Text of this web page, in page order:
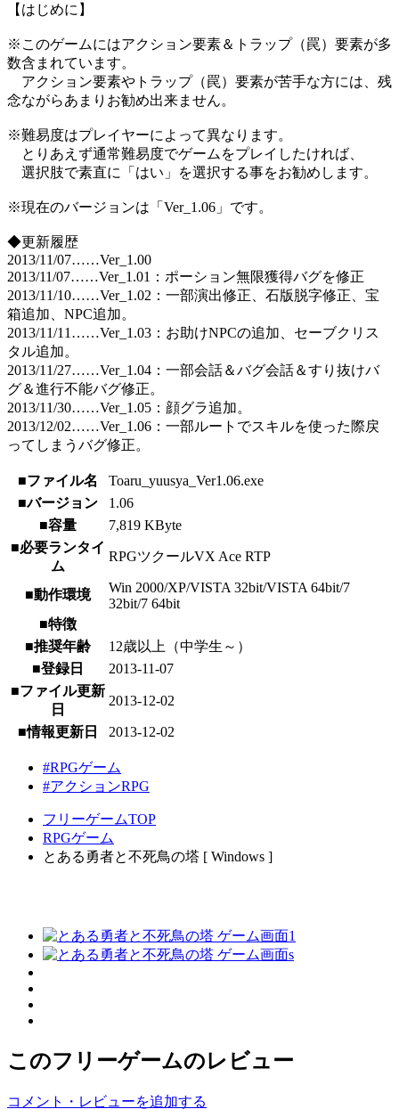
【はじめに】
※このゲームにはアクション要素＆トラップ（罠）要素が多
数含まれています。
アクション要素やトラップ（罠）要素が苦手な方には、残
念ながらあまりお勧め出来ません。
※難易度はプレイヤーによって異なります。
とりあえず通常難易度でゲームをプレイしたければ、
選択肢で素直に「はい」を選択する事をお勧めします。
※現在のバージョンは「Ver_1.06」です。
◆更新履歴
2013/11/07……Ver_1.00
2013/11/07……Ver_1.01：ポーション無限獲得バグを修正
2013/11/10……Ver_1.02：一部演出修正、石版脱字修正、宝
箱追加、NPC追加。
2013/11/11……Ver_1.03：お助けNPCの追加、セーブクリス
タル追加。
2013/11/27……Ver_1.04：一部会話＆バグ会話＆すり抜けバ
グ＆進行不能バグ修正。
2013/11/30……Ver_1.05：顔グラ追加。
2013/12/02……Ver_1.06：一部ルートでスキルを使った際戻
ってしまうバグ修正。
■ファイル名
Toaru_yuusya_Ver1.06.exe
■バージョン
1.06
■容量
7,819 KByte
■必要ランタイ
ム
RPGツクールVX Ace RTP
■動作環境
Win 2000/XP/VISTA 32bit/VISTA 64bit/7
32bit/7 64bit
■特徴
■推奨年齢
12歳以上（中学生～）
■登録日
2013-11-07
■ファイル更新
日
2013-12-02
■情報更新日 2013-12-02
#RPGゲーム
#アクションRPG
フリーゲームTOP
RPGゲーム
とある勇者と不死鳥の塔 [ Windows ]
このフリーゲームのレビュー
コメント・レビューを追加する